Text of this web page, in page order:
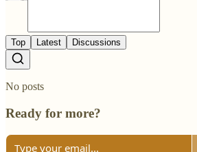
Top Latest Discussions
No posts
Ready for more?